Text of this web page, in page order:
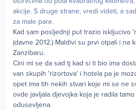
akcije. S druge strane, vredi videti, a
za male pare.
Kad sam posljednji put trazio iskljucivo
(davne 2012.) Maldivi su prvi otpali i na
Zanzibaru.
Cini mi se da sad tj kad si ti bio ima
van skupih 'rizortova' i hotela pa je
opet ima tih nekih stvari koje mi se ne
ovde javljala djevojka koja je radila
odusevljena.